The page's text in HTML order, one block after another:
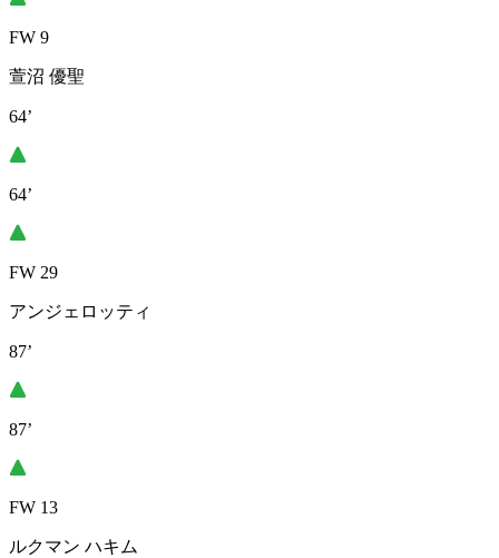
FW 9
萱沼 優聖
64’
64’
FW 29
アンジェロッティ
87’
87’
FW 13
ルクマン ハキム